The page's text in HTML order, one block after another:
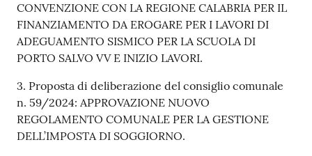
Seguici
su
CONVENZIONE CON LA REGIONE CALABRIA PER IL
FINANZIAMENTO DA EROGARE PER I LAVORI DI
ADEGUAMENTO SISMICO PER LA SCUOLA DI
PORTO SALVO VV E INIZIO LAVORI.
3. Proposta di deliberazione del consiglio comunale
n. 59/2024: APPROVAZIONE NUOVO
REGOLAMENTO COMUNALE PER LA GESTIONE
DELL’IMPOSTA DI SOGGIORNO.